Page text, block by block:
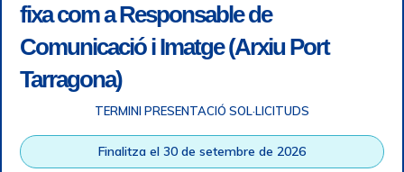
fixa com a Responsable de
Comunicació i Imatge (Arxiu Port
Tarragona)
TERMINI PRESENTACIÓ SOL·LICITUDS
Finalitza el 30 de setembre de 2026